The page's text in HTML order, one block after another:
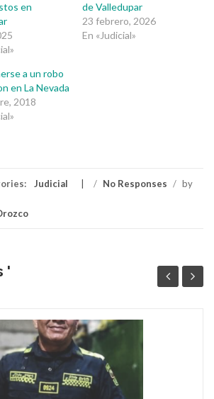
en
de Valledupar
23 febrero, 2026
En «Judicial»
a un robo
en La Nevada
2018
Judicial / No Responses / by
'